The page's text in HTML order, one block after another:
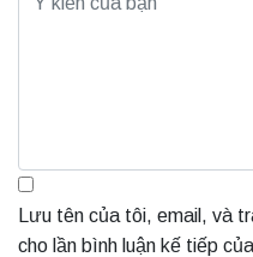
Lưu tên của tôi, email, và
cho lần bình luận kế tiếp